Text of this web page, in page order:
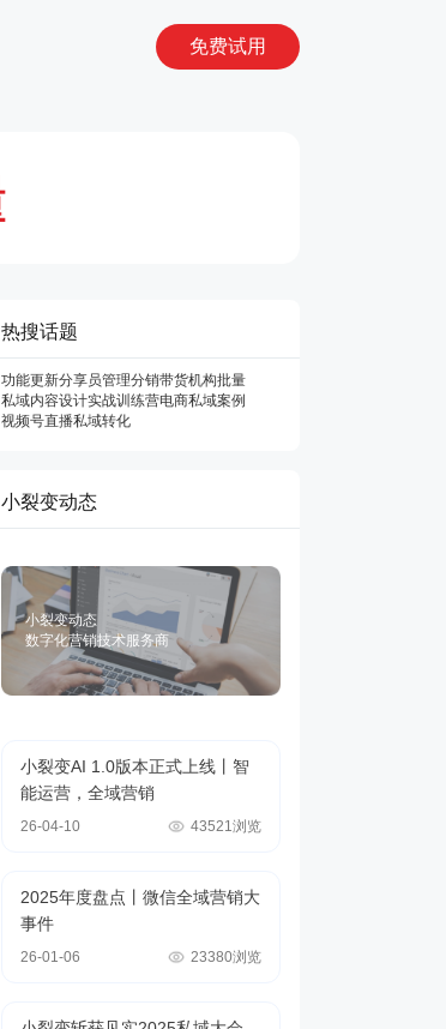
免费试用
热搜话题
功能更新分享员管理分销带货机构批量
私域内容设计实战训练营电商私域案例
视频号直播私域转化
小裂变动态
小裂变动态
数字化营销技术服务商
小裂变AI 1.0版本正式上线丨智
能运营，全域营销
26-04-10 43521浏览
2025年度盘点丨微信全域营销大
事件
26-01-06 23380浏览